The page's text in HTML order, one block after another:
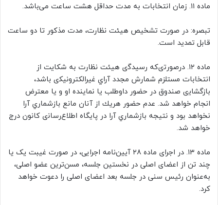
ﻣﺎﺩه ۱۱. ﺯﻣﺎﻥ ﺍﻧﺘﺨﺎﺑﺎﺕ به مدت حداقل هشت ساعت می‌باشد.
ﺗﺒﺼﺮﻩ: ﺩﺭ ﺻﻮﺭﺕ ﺗﺸﺨﻴﺺ هیئت ﻧﻈﺎﺭﺕ، ﻣﺪﺕ ﻣﺬﻛﻮﺭ ﺗﺎ دو ﺳﺎﻋﺖ
ﻗﺎﺑﻞ ﺗﻤﺪﻳﺪ است.
ﻣﺎﺩه ۱۲. ﺩﺭﺻﻮﺭﺗیﻛﻪ ﺭﺳﻴﺪﮔی هیئت ﻧﻈﺎﺭﺕ به شکایت از
انتخابات ﻣﺴﺘﻠﺰﻡ ﺷﻤﺎﺭﺵ ﻣﺠﺪﺩ ﺁﺭﺍﻱ ﻏﻴﺮﺍﻟﻜﺘﺮﻭﻧﻴﻜی ﺑﺎﺷﺪ،
ﺑﺎﺯﮔﺸﺎﻳی ﺻﻨﺪﻭﻕ ﺩﺭ ﺣﻀﻮﺭ ﺩﺍﻭﻃﻠﺐ ﻳﺎ ﻧﻤﺎﻳﻨﺪه ﺍﻭ ﻭ ﻳﺎ ﻣﻌﺘﺮﺽ
ﺍﻧﺠﺎﻡ ﺧﻮﺍﻫﺪ ﺷﺪ. ﻋﺪﻡ ﺣﻀﻮﺭ ﻫﺮﻳﻚ ﺍﺯ ﺁﻧﺎﻥ ﻣﺎﻧﻊ ﺑﺎﺯﺷﻤﺎﺭﻱ ﺁﺭﺍ
ﻧﺨﻮﺍﻫﺪ ﺑﻮﺩ ﻭ نتیجه ﺑﺎﺯﺷﻤﺎﺭﻱ ﺁﺭﺍ ﺩﺭ ﭘﺎﻳﮕﺎﻩ ﺍﻃﻼﻉﺭﺳﺎﻧی ﻛﺎﻧﻮﻥ ﺩﺭﺝ
ﺧﻮﺍﻫﺪ ﺷﺪ.
ماده ۱۳. در اجرای ماده ۲۸ آیین‌نامه اجرایی، در صورت غیبت یک یا
چند تن از اعضای اصلی در نخستین جلسه، مسن‌ترین عضو اصلی،
به‌عنوان رئیس سنی در جلسه بعد اعضای اصلی را دعوت خواهد
کرد.